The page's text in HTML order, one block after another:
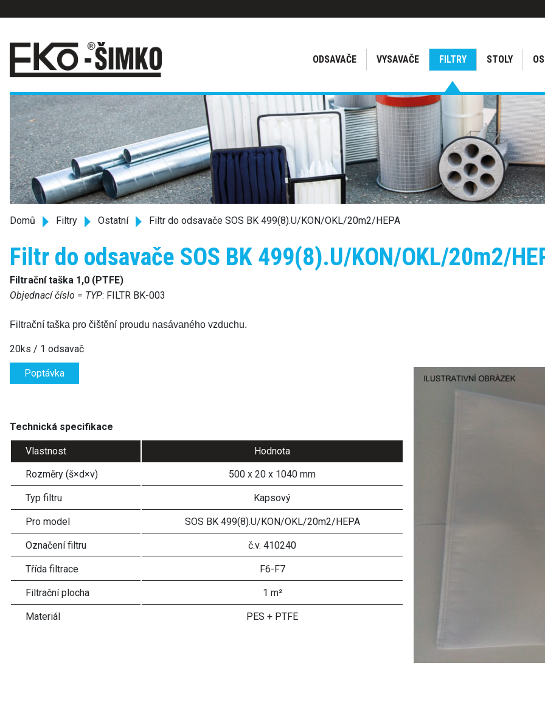
ODSAVAČE VYSAVAČE FILTRY STOLY
Domů Filtry Ostatní Filtr do odsavače SOS BK 499(8).U/KON/OKL/20m2/HEPA
Filtr do odsavače SOS BK 499(8).U/KON/OKL/20m2/
Filtrační taška 1,0 (PTFE)
Objednací číslo = TYP: FILTR BK-003
Filtrační taška pro čištění proudu nasávaného vzduchu.
20ks / 1 odsavač
Poptávka
Technická specifikace
Vlastnost
Hodnota
Rozměry (š×d×v)
500 x 20 x 1040 mm
Typ filtru Kapsový
Pro model SOS BK 499(8).U/KON/OKL/20m2/HEPA
Označení filtru č.v. 410240
Třída filtrace F6-F7
Filtrační plocha 1 m²
Materiál PES + PTFE